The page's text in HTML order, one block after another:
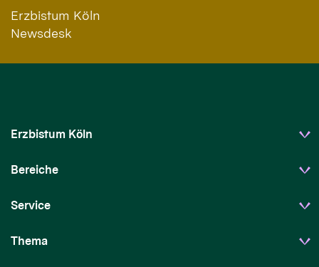
Erzbistum Köln
Newsdesk
Erzbistum Köln
Bereiche
Service
Thema